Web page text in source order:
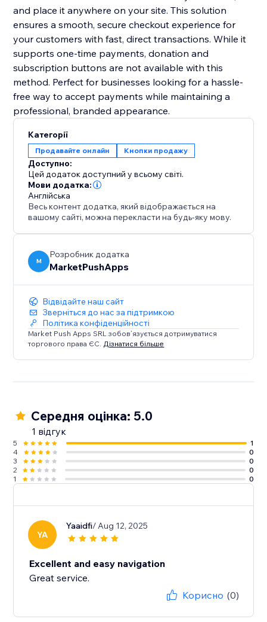
and place it anywhere on your site. This solution
ensures a smooth, secure checkout experience for
your customers with fast, direct transactions. While it
supports one-time payments, donation and
subscription buttons are not available with this
method. Perfect for businesses looking for a hassle-
free way to accept payments while maintaining a
professional, branded appearance.
Категорії
Продавайте онлайн Кнопки продажу
Доступно:
Цей додаток доступний у всьому світі.
Мови додатка:
Англійська
Весь контент додатка, який відображається на
вашому сайті, можна перекласти на будь-яку мову.
M
Розробник додатка
MarketPushApps
Відвідайте наш сайт
Зверніться до нас за підтримкою
Політика конфіденційності
Market Push Apps SRL зобов’язується дотримуватися
торгового права ЄС. Дізнатися більше
Середня оцінка: 5.0
1 відгук
5
1
4
0
3
0
2
0
1
0
YA
Yaaidfi/ Aug 12, 2025
Excellent and easy navigation
Great service.
Корисно (0)